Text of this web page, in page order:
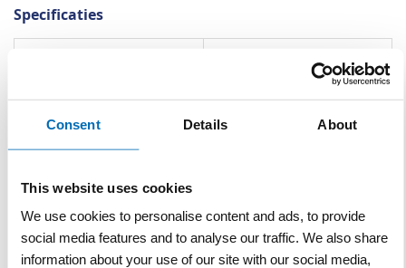
Consent Details About
This website uses cookies
We use cookies to personalise content and ads, to provide
social media features and to analyse our traffic. We also share
information about your use of our site with our social media,
Specificaties
Specificaties
Polyurethaan, Polyamide
Normering EN 20471 RWS, EN 343
Gewicht 170 gram per m²